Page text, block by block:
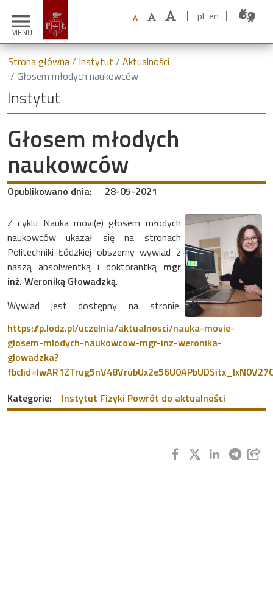
menu
MENU
pl en
Strona główna Instytut
Aktualności
Głosem młodych naukowców
Instytut
Głosem młodych
naukowców
Opublikowano dnia: 28-05-2021
Z cyklu Nauka movi(e) głosem młodych
naukowców ukazał się na stronach
Politechniki Łódzkiej obszerny wywiad z
naszą absolwentką i doktorantką mgr
inż. Weroniką Głowadzką.
Wywiad jest dostępny na stronie:
https://p.lodz.pl/uczelnia/aktualnosci/nauka-movie-
glosem-mlodych-naukowcow-mgr-inz-weronika-
glowadzka?
Kategorie:
Instytut Fizyki Powrót do aktualności